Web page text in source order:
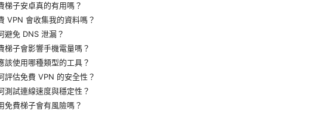
梯子安卓真的有用嗎？
VPN 會收集我的資料嗎？
避免 DNS 泄漏？
梯子會影響手機電量嗎？
該使用哪種類型的工具？
評估免費 VPN 的安全性？
測試連線速度與穩定性？
免費梯子會有風險嗎？